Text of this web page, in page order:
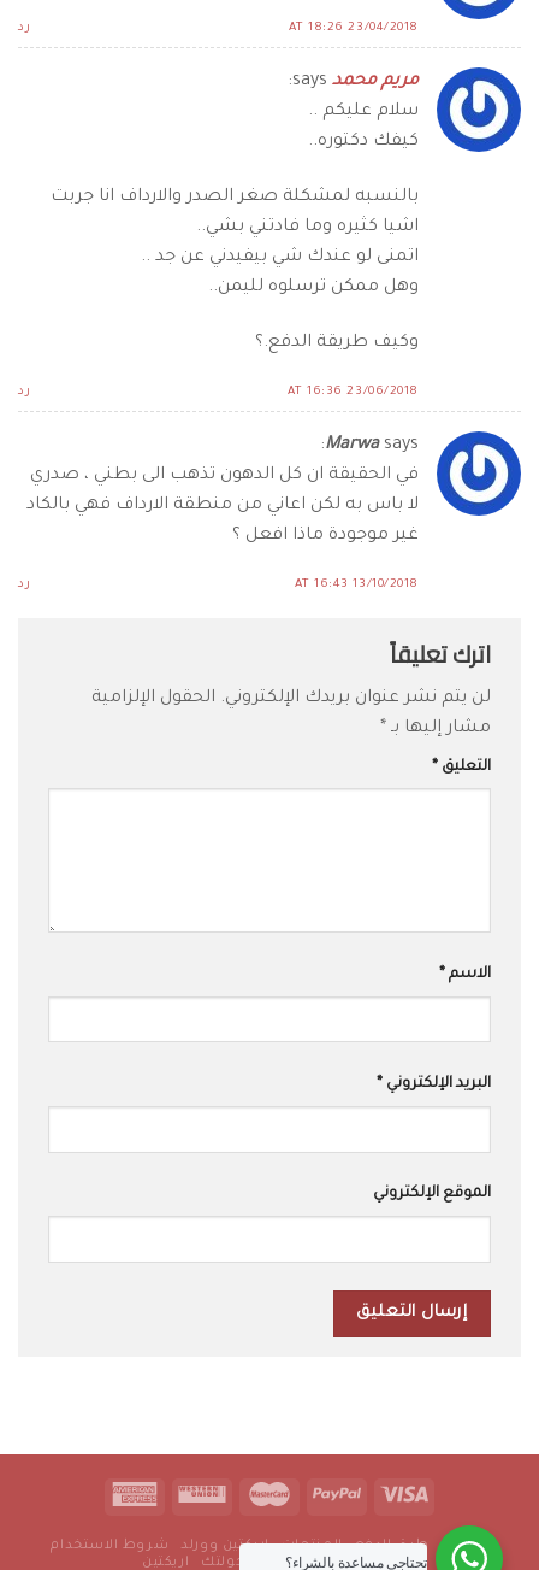
23/04/2018 AT 18:26 رد
مريم محمد says:
سلام عليكم ..
كيفك دكتوره..
بالنسبه لمشكلة صغر الصدر والارداف انا جربت
اشيا كثيره وما فادتني بشي..
اتمنى لو عندك شي بيفيدني عن جد ..
وهل ممكن ترسلوه لليمن..
وكيف طريقة الدفع.؟
23/06/2018 AT 16:36 رد
Marwa says:
في الحقيقة ان كل الدهون تذهب الى بطني ، صدري
لا باس به لكن اعاني من منطقة الارداف فهي بالكاد
غير موجودة ماذا افعل ؟
13/10/2018 AT 16:43 رد
اترك تعليقاً
لن يتم نشر عنوان بريدك الإلكتروني. الحقول الإلزامية
مشار إليها بـ *
التعليق *
الاسم *
البريد الإلكتروني *
الموقع الإلكتروني
من نحن طرق الدفع المنتجات اريكتين وورلد
شروط الاستخدام
سياسة الخصوصية
رجولتك اريكتين تحتاجي مساعدة بالشراء؟